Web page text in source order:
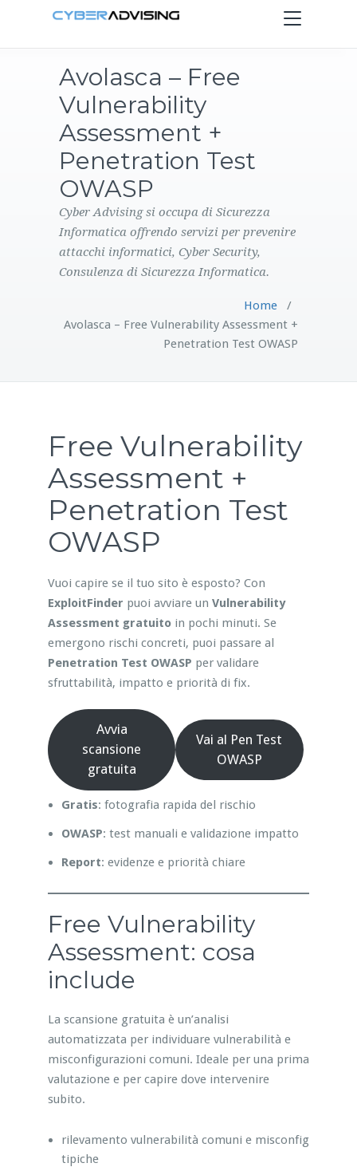
Toggle
navigation
PRODOTTI
CONTATTI
Avolasca – Free
Vulnerability
Assessment +
Penetration Test
OWASP
Cyber Advising si occupa di Sicurezza
Informatica offrendo servizi per prevenire
attacchi informatici, Cyber Security,
Consulenza di Sicurezza Informatica.
Home/
Avolasca – Free Vulnerability Assessment +
Penetration Test OWASP
Free Vulnerability
Assessment +
Penetration Test
OWASP
Vuoi capire se il tuo sito è esposto? Con
ExploitFinder puoi avviare un Vulnerability
Assessment gratuitoin pochi minuti. Se
emergono rischi concreti, puoi passare al
Penetration Test OWASP per validare
sfruttabilità, impatto e priorità di fix.
Avvia
scansione
gratuita
Vai al Pen Test
OWASP
Gratis: fotografia rapida del rischio
OWASP: test manuali e validazione impatto
Report: evidenze e priorità chiare
Free Vulnerability
Assessment: cosa
include
La scansione gratuita è un’analisi
automatizzata per individuare vulnerabilità e
misconfigurazioni comuni. Ideale per una prima
valutazione e per capire dove intervenire
subito.
rilevamento vulnerabilità comuni e misconfig
tipiche